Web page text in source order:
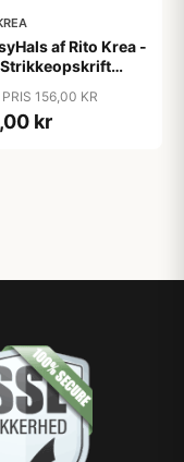
af Rito Krea -
156,00 KR
kr